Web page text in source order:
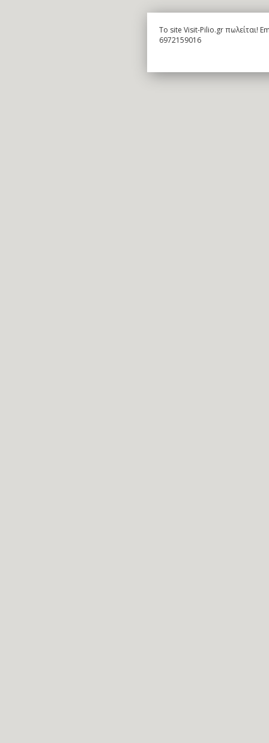
To site Visit-Pilio.gr πωλείται!
6972159016